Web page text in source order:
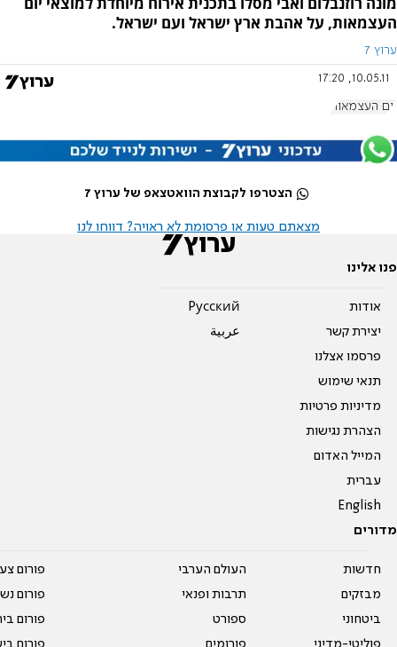
העצמאות, על אהבת ארץ ישראל ועם ישראל.
ערוץ 7
10.05.11, 17:20
יום העצמאות
הצטרפו לקבוצת הוואטצאפ של ערוץ 7
מצאתם טעות או פרסומת לא ראויה? דווחו לנו
פנו אלינו
אודות
יצירת קשר
פרסמו אצלנו
תנאי שימוש
מדיניות פרטיות
הצהרת נגישות
המייל האדום
עברית
English
Pусский
عربية
מדורים
חדשות
מבזקים
ביטחוני
העולם הערבי
תרבות ופנאי
ספורט
פורום
פורום
פורום